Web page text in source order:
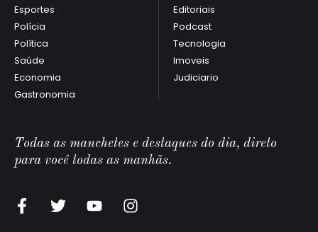
Esportes
Polícia
Política
Saúde
Economia
Gastronomia
Editoriais
Podcast
Tecnologia
Imoveis
Judiciario
Todas as manchetes e destaques do dia, direto
para você todas as manhãs.